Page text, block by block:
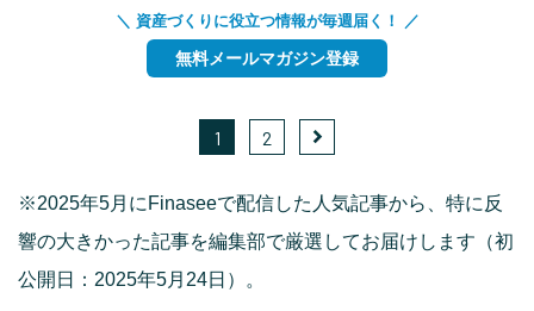
＼ 資産づくりに役立つ情報が毎週届く！ ／
無料メールマガジン登録
1 2
※2025年5月にFinaseeで配信した人気記事から、特に反
響の大きかった記事を編集部で厳選してお届けします（初
公開日：2025年5月24日）。